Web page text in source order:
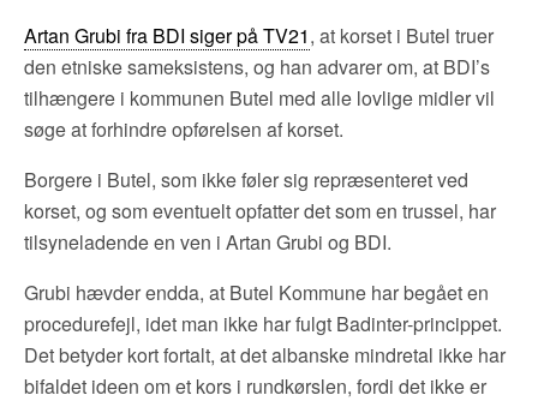
Artan Grubi fra BDI siger på TV21, at korset i Butel truer
den etniske sameksistens, og han advarer om, at BDI’s
tilhængere i kommunen Butel med alle lovlige midler vil
søge at forhindre opførelsen af korset.
Borgere i Butel, som ikke føler sig repræsenteret ved
korset, og som eventuelt opfatter det som en trussel, har
tilsyneladende en ven i Artan Grubi og BDI.
Grubi hævder endda, at Butel Kommune har begået en
procedurefejl, idet man ikke har fulgt Badinter-princippet.
Det betyder kort fortalt, at det albanske mindretal ikke har
bifaldet ideen om et kors i rundkørslen, fordi det ikke er